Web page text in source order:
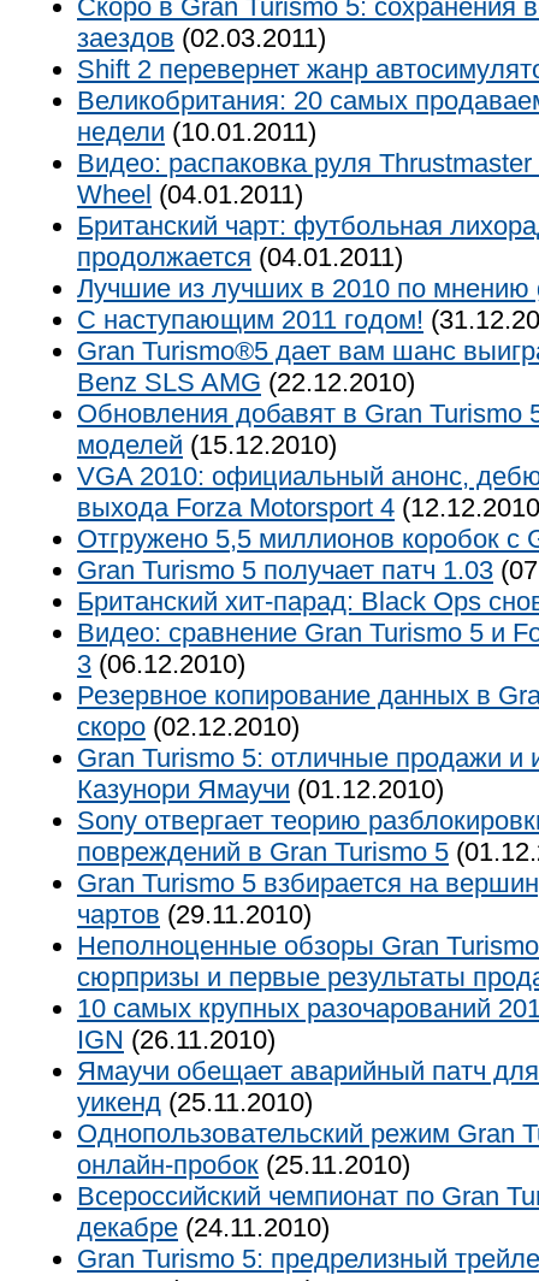
Скоро в Gran Turismo 5: сохранения
заездов (02.03.2011)
Shift 2 перевернет жанр
Великобритания: 20 самых
недели (10.01.2011)
Видео: распаковка руля
Wheel (04.01.2011)
Британский чарт: футбольная
продолжается (04.01.2011)
Лучшие из лучших в 2010 по мнению
С наступающим 2011 годом!
Gran Turismo®5 дает вам шанс
Benz SLS AMG (22.12.2010)
Обновления добавят в Gran
моделей (15.12.2010)
VGA 2010: официальный анонс,
выхода Forza Motorsport 4
Отгружено 5,5 миллионов коробок с
Gran Turismo 5 получает патч 1.03
Британский хит-парад: Black Ops
Видео: сравнение Gran Turismo 5 и
3 (06.12.2010)
Резервное копирование данных в
скоро (02.12.2010)
Gran Turismo 5: отличные продажи и
Казунори Ямаучи (01.12.2010)
Sony отвергает теорию
повреждений в Gran Turismo 5
Gran Turismo 5 взбирается на
чартов (29.11.2010)
Неполноценные обзоры Gran
сюрпризы и первые результаты
10 самых крупных разочарований
IGN (26.11.2010)
Ямаучи обещает аварийный патч
уикенд (25.11.2010)
Однопользовательский режим Gran
онлайн-пробок (25.11.2010)
Всероссийский чемпионат по Gran
декабре (24.11.2010)
Gran Turismo 5: предрелизный